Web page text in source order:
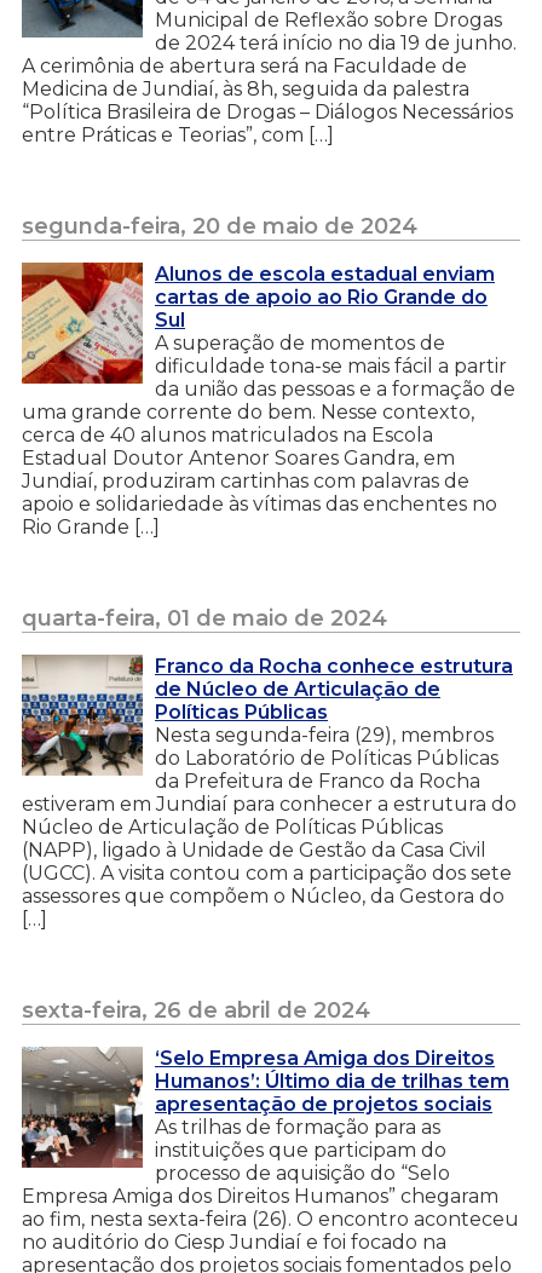
Municipal de Reflexão sobre Drogas
de 2024 terá início no dia 19 de junho.
A cerimônia de abertura será na Faculdade de
Medicina de Jundiaí, às 8h, seguida da palestra
“Política Brasileira de Drogas – Diálogos Necessários
entre Práticas e Teorias”, com […]
segunda-feira, 20 de maio de 2024
Alunos de escola estadual enviam
cartas de apoio ao Rio Grande do
Sul
A superação de momentos de
dificuldade tona-se mais fácil a partir
da união das pessoas e a formação de
uma grande corrente do bem. Nesse contexto,
cerca de 40 alunos matriculados na Escola
Estadual Doutor Antenor Soares Gandra, em
Jundiaí, produziram cartinhas com palavras de
apoio e solidariedade às vítimas das enchentes no
Rio Grande […]
quarta-feira, 01 de maio de 2024
Franco da Rocha conhece estrutura
de Núcleo de Articulação de
Políticas Públicas
Nesta segunda-feira (29), membros
do Laboratório de Políticas Públicas
da Prefeitura de Franco da Rocha
estiveram em Jundiaí para conhecer a estrutura do
Núcleo de Articulação de Políticas Públicas
(NAPP), ligado à Unidade de Gestão da Casa Civil
(UGCC). A visita contou com a participação dos sete
assessores que compõem o Núcleo, da Gestora do
[…]
sexta-feira, 26 de abril de 2024
‘Selo Empresa Amiga dos Direitos
Humanos’: Último dia de trilhas tem
apresentação de projetos sociais
As trilhas de formação para as
instituições que participam do
processo de aquisição do “Selo
Empresa Amiga dos Direitos Humanos” chegaram
ao fim, nesta sexta-feira (26). O encontro aconteceu
no auditório do Ciesp Jundiaí e foi focado na
apresentação dos projetos sociais fomentados pelo